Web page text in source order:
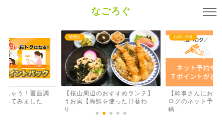
なごろぐ
【桜山周辺のおすすめランチ】
うお寅【海鮮を使った日替わ
お得に外食
【幹事さんにおすすめ！】食べ
ログのネット予約と口コミ投
【
ラ